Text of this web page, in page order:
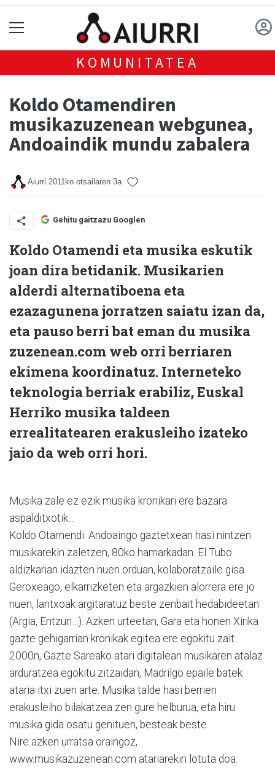
KOMUNITATEA
Koldo Otamendiren
musikazuzenean webgunea,
Andoaindik mundu zabalera
Aiurri 2011ko otsailaren 3a
Gehitu gaitzazu Googlen
Koldo Otamendi eta musika eskutik
joan dira betidanik. Musikarien
alderdi alternatiboena eta
ezazagunena jorratzen saiatu izan da,
eta pauso berri bat eman du musika
zuzenean.com web orri berriaren
ekimena koordinatuz. Interneteko
teknologia berriak erabiliz, Euskal
Herriko musika taldeen
errealitatearen erakusleiho izateko
jaio da web orri hori.
Musika zale ez ezik musika kronikari ere bazara
aspalditxotik…
Koldo Otamendi: Andoaingo gaztetxean hasi nintzen
musikarekin zaletzen, 80ko hamarkadan. El Tubo
aldizkarian idazten nuen orduan, kolaboratzaile gisa.
Geroxeago, elkarrizketen eta argazkien alorrera ere jo
nuen, lantxoak argitaratuz beste zenbait hedabideetan
(Argia, Entzun…). Azken urteetan, Gara eta honen Xirika
gazte gehigarrian kronikak egitea ere egokitu zait.
2000n, Gazte Sareako atari digitalean musikaren atalaz
arduratzea egokitu zitzaidan, Madrilgo epaile batek
ataria itxi zuen arte. Musika talde hasi berrien
erakusleiho bilakatzea zen gure helburua, eta hiru
musika gida osatu genituen, besteak beste.
Nire azken urratsa oraingoz,
www.musikazuzenean.com atariarekin lotuta doa.